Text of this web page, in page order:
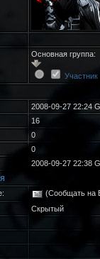
Основная группа:
Участник
2008-09-27 22:24
16
0
0
2008-09-27 22:38
(Сообщать на
Скрытый